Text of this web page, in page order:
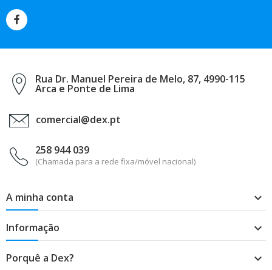
Rua Dr. Manuel Pereira de Melo, 87, 4990-115
Arca e Ponte de Lima
comercial@dex.pt
258 944 039
(Chamada para a rede fixa/móvel nacional)
A minha conta 
Informação 
Porquê a Dex? 